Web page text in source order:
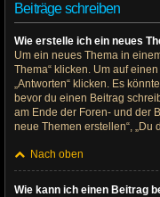
Beiträge schreiben
Wie erstelle ich ein neues
Um ein neues Thema in
Thema“ klicken. Um auf
„Antworten“ klicken. Es
bevor du einen Beitrag
am Ende der Foren- und der
neue Themen erstellen“, „Du
Nach oben
Wie kann ich einen Beitrag